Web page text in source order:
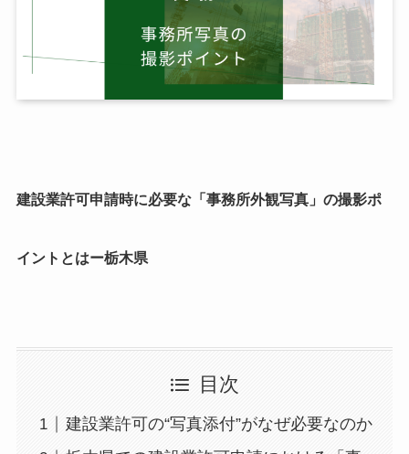
建設業許可申請時に必要な「事務所外観写真」の撮影ポ
イントとはー栃木県
目次
建設業許可の“写真添付”がなぜ必要なのか